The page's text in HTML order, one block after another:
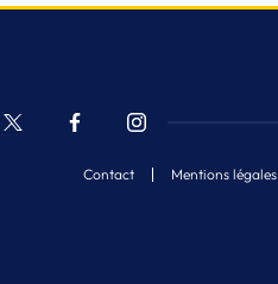
Contact Mentions légales